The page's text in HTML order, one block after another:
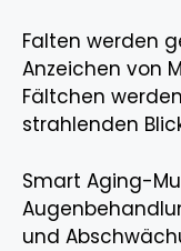
Falten werden
Anzeichen von
Fältchen
strahlenden
Smart Aging-
und